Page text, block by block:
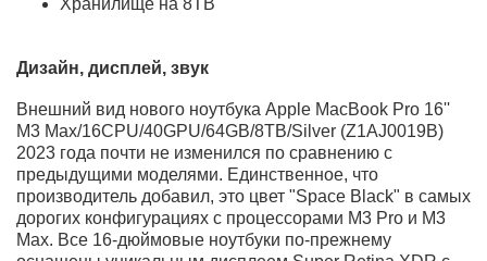
Чехол-накладка
Gurdini на MacBook
Pro 16
2 290 руб.
1 990руб.
Купить
комплект